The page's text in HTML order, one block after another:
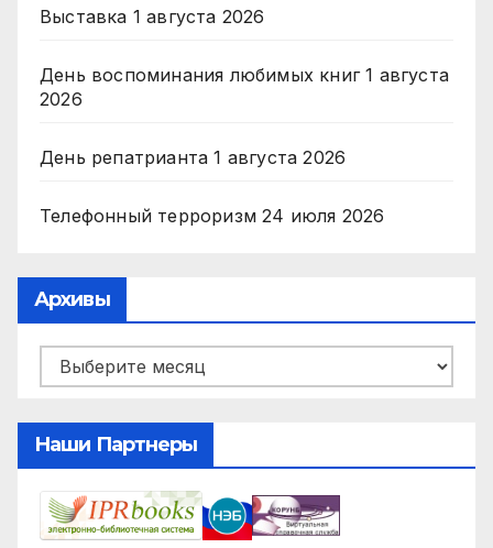
Выставка 1 августа 2026
День воспоминания любимых книг 1 августа
2026
День репатрианта 1 августа 2026
Телефонный терроризм 24 июля 2026
Архивы
Архивы
Наши Партнеры